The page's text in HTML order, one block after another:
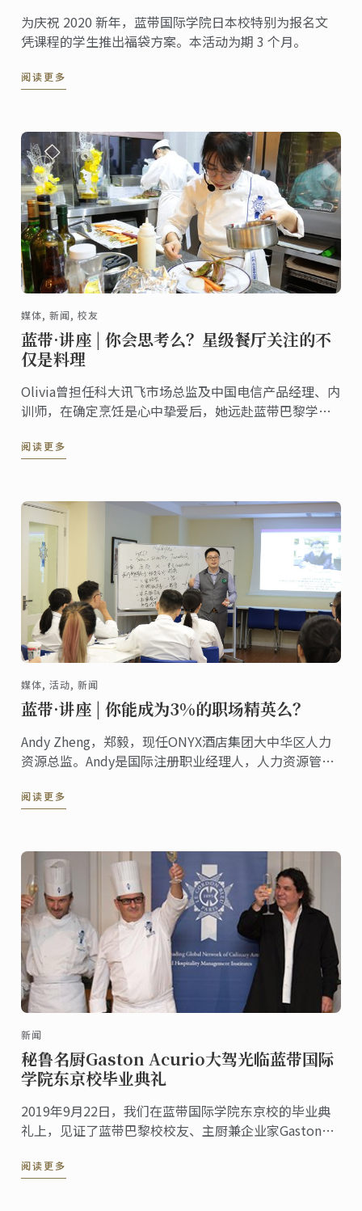
为庆祝 2020 新年，蓝带国际学院日本校特别为报名文
凭课程的学生推出福袋方案。本活动为期 3 个月。
阅读更多
媒体, 新闻, 校友
蓝带·讲座 | 你会思考么？星级餐厅关注的不
仅是料理
Olivia曾担任科大讯飞市场总监及中国电信产品经理、内
训师，在确定烹饪是心中挚爱后，她远赴蓝带巴黎学习
阅读更多
媒体, 活动, 新闻
蓝带·讲座 | 你能成为3%的职场精英么？
Andy Zheng，郑毅，现任ONYX酒店集团大中华区人力
资源总监。Andy是国际注册职业经理人，人力资源管理
际酒店运营及开业筹备经验，并担任多所国内外大学的
阅读更多
新闻
秘鲁名厨Gaston Acurio大驾光临蓝带国际
学院东京校毕业典礼
2019年9月22日，我们在蓝带国际学院东京校的毕业典
礼上，见证了蓝带巴黎校校友、主厨兼企业家Gaston
阅读更多